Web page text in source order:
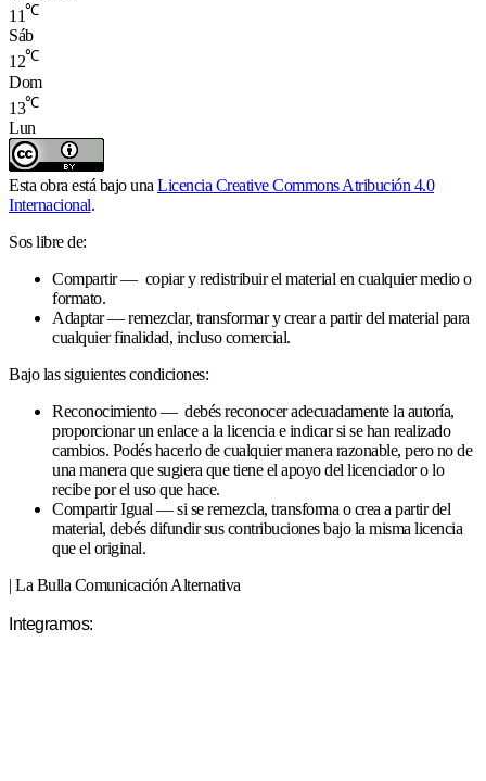
11℃
Sáb
12℃
Dom
13℃
Lun
Esta obra está bajo una Licencia Creative Commons Atribución 4.0
Internacional.
Sos libre de:
Compartir — copiar y redistribuir el material en cualquier medio o
formato.
Adaptar — remezclar, transformar y crear a partir del material para
cualquier finalidad, incluso comercial.
Bajo las siguientes condiciones:
Reconocimiento — debés reconocer adecuadamente la autoría,
proporcionar un enlace a la licencia e indicar si se han realizado
cambios. Podés hacerlo de cualquier manera razonable, pero no de
una manera que sugiera que tiene el apoyo del licenciador o lo
recibe por el uso que hace.
Compartir Igual — si se remezcla, transforma o crea a partir del
material, debés difundir sus contribuciones bajo la misma licencia
que el original.
| La Bulla Comunicación Alternativa
Integramos: